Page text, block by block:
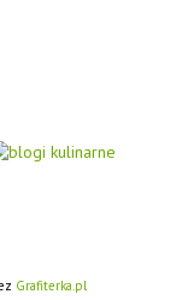
Grafiterka.pl